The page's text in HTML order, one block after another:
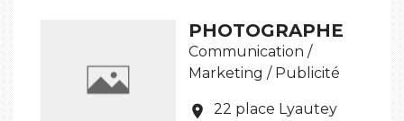
PHOTOGRAPHE
Communication /
Marketing / Publicité
location_on
22 place Lyautey